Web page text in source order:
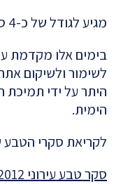
מגיע לגודל של כ-4 ס”מ.
בימים אלו מקדמת
לשימור ולשיקום
היתר על ידי תמיכת
הימית.
לקריאת סקרי הטבע
סקר טבע עירוני 2012